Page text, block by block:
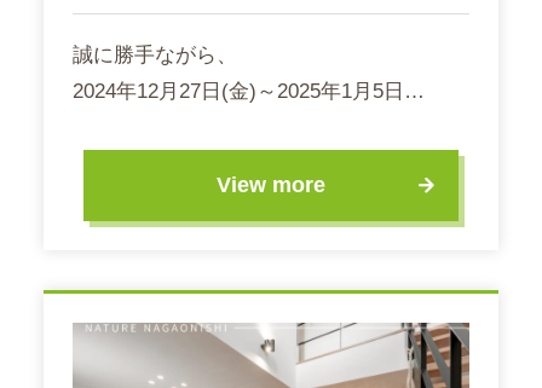
誠に勝手ながら、
2024年12月27日(金)～2025年1月5日…
View more